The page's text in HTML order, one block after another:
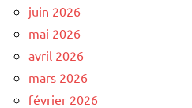
juin 2026
mai 2026
avril 2026
mars 2026
février 2026